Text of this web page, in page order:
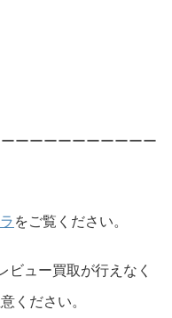
ーーーーーーーーーー
をご覧ください。
ビュー買取が行えなく
ください。